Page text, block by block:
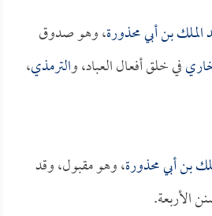
بن أبي محذورة، وهو صدوق
في خلق أفعال العباد، والترمذي،
بن أبي محذورة، وهو مقبول، وقد
الأربعة.